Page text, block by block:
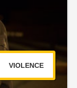
VIOLENCE